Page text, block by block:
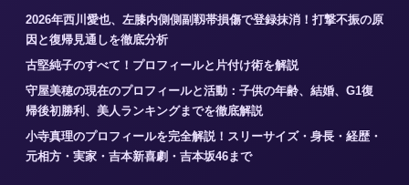
2026年西川愛也、左膝内側側副靱帯損傷で登録抹消！打撃不振の原
因と復帰見通しを徹底分析
古堅純子のすべて！プロフィールと片付け術を解説
守屋美穂の現在のプロフィールと活動：子供の年齢、結婚、G1復
帰後初勝利、美人ランキングまでを徹底解説
小寺真理のプロフィールを完全解説！スリーサイズ・身長・経歴・
元相方・実家・吉本新喜劇・吉本坂46まで